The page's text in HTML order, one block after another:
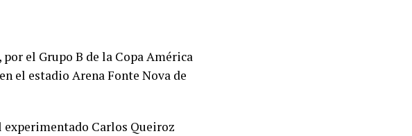
el Grupo B de la Copa América
el estadio Arena Fonte Nova de
Carlos Queiroz